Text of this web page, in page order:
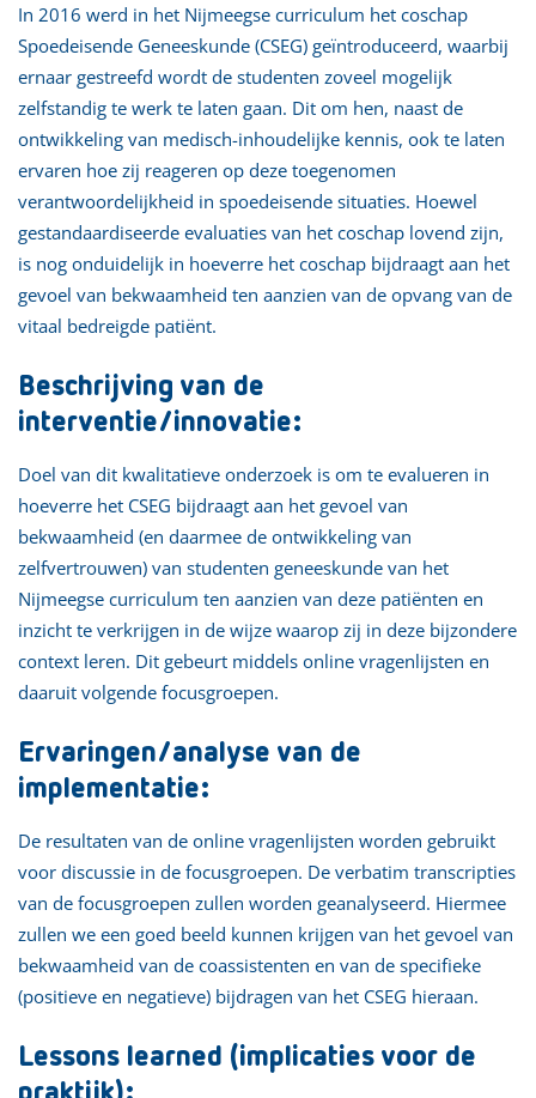
In 2016 werd in het Nijmeegse curriculum het coschap
Spoedeisende Geneeskunde (CSEG) geïntroduceerd, waarbij
ernaar gestreefd wordt de studenten zoveel mogelijk
zelfstandig te werk te laten gaan. Dit om hen, naast de
ontwikkeling van medisch-inhoudelijke kennis, ook te laten
ervaren hoe zij reageren op deze toegenomen
verantwoordelijkheid in spoedeisende situaties. Hoewel
gestandaardiseerde evaluaties van het coschap lovend zijn,
is nog onduidelijk in hoeverre het coschap bijdraagt aan het
gevoel van bekwaamheid ten aanzien van de opvang van de
vitaal bedreigde patiënt.
Beschrijving van de
interventie/innovatie:
Doel van dit kwalitatieve onderzoek is om te evalueren in
hoeverre het CSEG bijdraagt aan het gevoel van
bekwaamheid (en daarmee de ontwikkeling van
zelfvertrouwen) van studenten geneeskunde van het
Nijmeegse curriculum ten aanzien van deze patiënten en
inzicht te verkrijgen in de wijze waarop zij in deze bijzondere
context leren. Dit gebeurt middels online vragenlijsten en
daaruit volgende focusgroepen.
Ervaringen/analyse van de
implementatie:
De resultaten van de online vragenlijsten worden gebruikt
voor discussie in de focusgroepen. De verbatim transcripties
van de focusgroepen zullen worden geanalyseerd. Hiermee
zullen we een goed beeld kunnen krijgen van het gevoel van
bekwaamheid van de coassistenten en van de specifieke
(positieve en negatieve) bijdragen van het CSEG hieraan.
Lessons learned (implicaties voor de